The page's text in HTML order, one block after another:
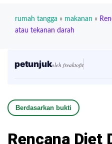
rumah tangga » makanan »
atau tekanan darah
petunjukoleh freaktofit
Berdasarkan bukti
Rencana Diet